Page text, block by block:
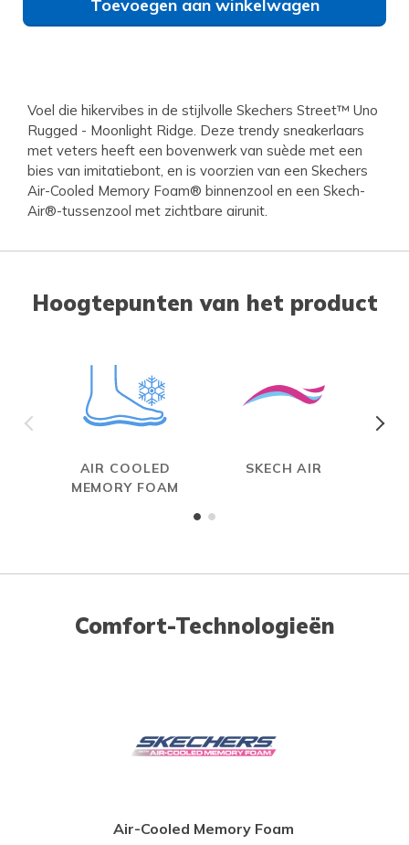
Toevoegen aan winkelwagen
Voel die hikervibes in de stijlvolle Skechers Street™ Uno
Rugged - Moonlight Ridge. Deze trendy sneakerlaars
met veters heeft een bovenwerk van suède met een
bies van imitatiebont, en is voorzien van een Skechers
Air-Cooled Memory Foam® binnenzool en een Skech-
Air®-tussenzool met zichtbare airunit.
Hoogtepunten van het product
AIR COOLED
MEMORY FOAM
SKECH AIR
Comfort-Technologieën
Air-Cooled Memory Foam